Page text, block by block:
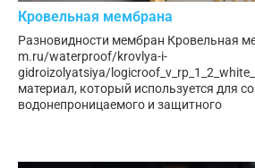
Кровельная мембрана
Разновидности мембран Кровельная
m.ru/waterproof/krovlya-i-
gidroizolyatsiya/
материал, который используется для
водонепроницаемого и защитного